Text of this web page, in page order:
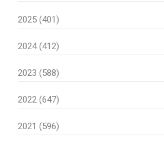
2025 (401)
2024 (412)
2023 (588)
2022 (647)
2021 (596)